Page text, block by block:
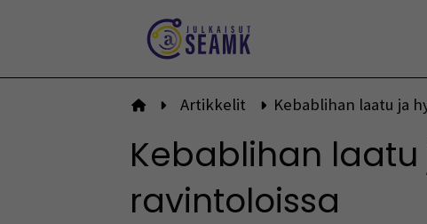
Etusivulle
Artikkelit Kebablihan laatu ja
Kebablihan
ravintoloissa